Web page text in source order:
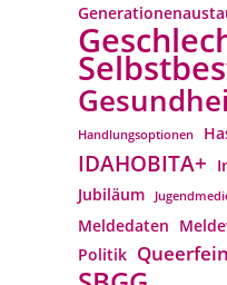
Handlungsoptionen
IDAHOBITA+
Jubiläum
Meldedaten
Politik